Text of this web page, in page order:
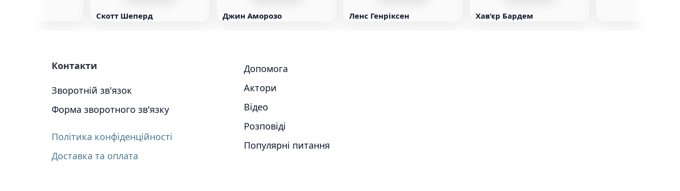
Скотт Шеперд Джин Аморозо Ленс Генріксен Хав'єр Бардем
Контакти
Зворотній зв'язок
Форма зворотного зв'язку
Політика конфіденційності
Доставка та оплата
Допомога
Актори
Відео
Розповіді
Популярні питання